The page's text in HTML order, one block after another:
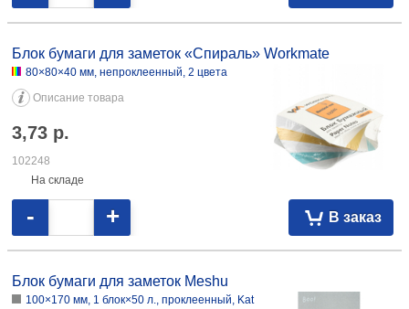
Блок бумаги для заметок «Спираль» Workmate
80×80×40 мм, непроклеенный, 2 цвета
Описание товара
3,73 р.
102248
На складе
В заказ
- +
Блок бумаги для заметок Meshu
100×170 мм, 1 блок×50 л., проклеенный, Kat